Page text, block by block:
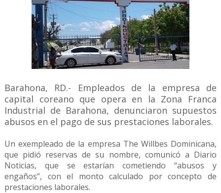
Barahona, RD.- Empleados de la empresa de
capital coreano que opera en la Zona Franca
Industrial de Barahona, denunciaron supuestos
abusos en el pago de sus prestaciones laborales.
Un exempleado de la empresa The Willbes Dominicana,
que pidió reservas de su nombre, comunicó a Diario
Noticias, que se estarían cometiendo “abusos y
engaños”, con el monto calculado por concepto de
prestaciones laborales.